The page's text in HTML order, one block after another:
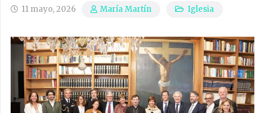
11 mayo, 2026 María Martín Iglesia